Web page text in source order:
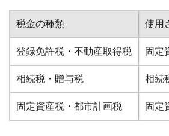
内・
買取
事例
集 ›
税金の種類 使用
登録免許税・不動産取得税 固定
相続税・贈与税 相続
固定資産税・都市計画税 固定